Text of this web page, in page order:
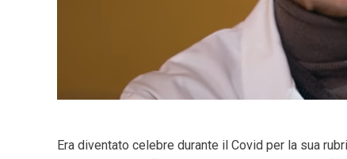
Era diventato celebre durante il Covid per la sua